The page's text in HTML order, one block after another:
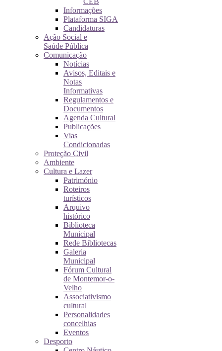
Informações
Plataforma SIGA
Candidaturas
Ação Social e
Saúde Pública
Comunicação
Notícias
Avisos, Editais e
Notas
Informativas
Regulamentos e
Documentos
Agenda Cultural
Publicações
Vias
Condicionadas
Proteção Civil
Ambiente
Cultura e Lazer
Património
Roteiros
turísticos
Arquivo
histórico
Biblioteca
Municipal
Rede Bibliotecas
Galeria
Municipal
Fórum Cultural
de Montemor-o-
Velho
Associativismo
cultural
Personalidades
concelhias
Eventos
Desporto